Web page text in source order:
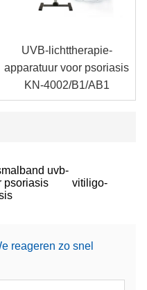
UVB-lichttherapie-
apparatuur voor psoriasis
KN-4002/B1/AB1
uvb-
psoriasis
vitiligo-
reageren zo snel